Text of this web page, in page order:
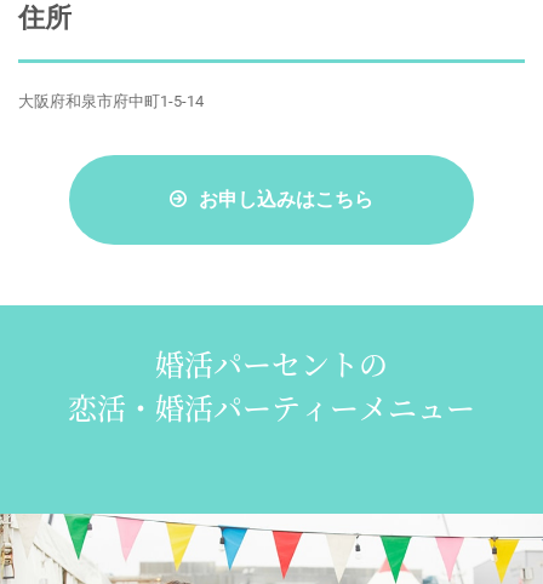
住所
大阪府和泉市府中町1-5-14
お申し込みはこちら
婚活パーセントの
恋活・婚活パーティーメニュー